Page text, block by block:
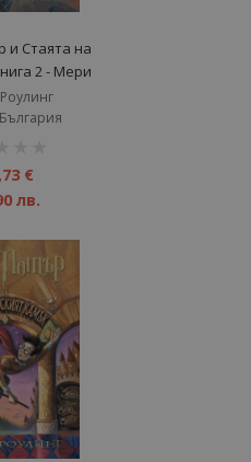
и Стаята на
2 - Мери
€
лв.